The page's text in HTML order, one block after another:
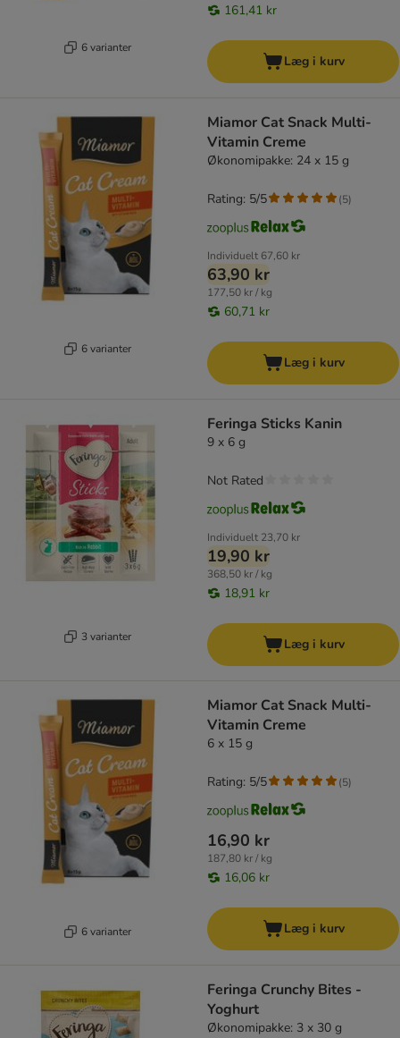
6 varianter
161,41 kr
Læg i kurv
6 varianter
Miamor Cat Snack Multi-
Vitamin Creme
Økonomipakke: 24 x 15 g
Individuelt 67,60 kr
63,90 kr
177,50 kr / kg
60,71 kr
Rating: 5/5 (5)
Læg i kurv
3 varianter
Feringa Sticks Kanin
9 x 6 g
Individuelt 23,70 kr
19,90 kr
368,50 kr / kg
18,91 kr
Not Rated
Læg i kurv
6 varianter
Miamor Cat Snack Multi-
Vitamin Creme
6 x 15 g
16,90 kr
187,80 kr / kg
16,06 kr
Rating: 5/5 (5)
Læg i kurv
Feringa Crunchy Bites -
Yoghurt
Økonomipakke: 3 x 30 g